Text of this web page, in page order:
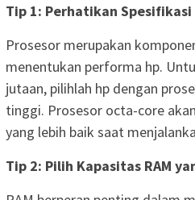
Tip 1: Perhatikan Spesifikasi
Prosesor merupakan
menentukan performa hp.
jutaan, pilihlah hp dengan
tinggi. Prosesor octa-core
yang lebih baik saat
Tip 2: Pilih Kapasitas RAM